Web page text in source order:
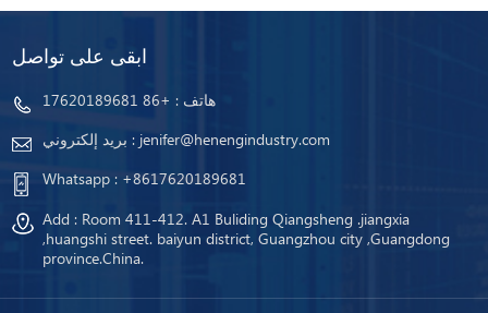
ابقى على تواصل
هاتف : +86 17620189681
بريد إلكتروني : jenifer@henengindustry.com
Whatsapp : +8617620189681
Add : Room 411-412. A1 Buliding Qiangsheng .jiangxia
,huangshi street. baiyun district, Guangzhou city ,Guangdong
province.China.